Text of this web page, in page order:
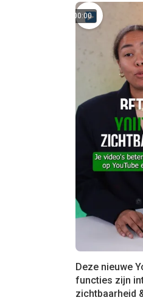
00:00
Deze nieuwe
functies zijn
zichtbaarheid